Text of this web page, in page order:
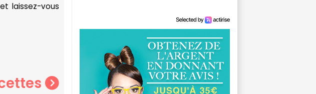
laissez-vous